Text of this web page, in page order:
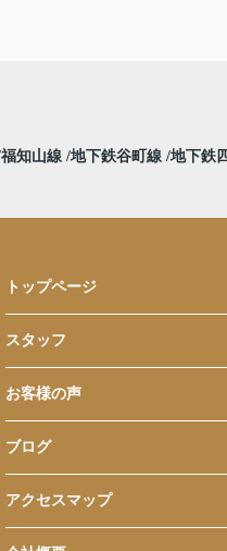
福知山線 地下鉄谷町線 地下鉄
トップページ
スタッフ
お客様の声
ブログ
アクセスマップ